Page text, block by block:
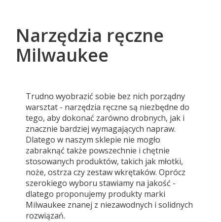
Narzędzia ręczne
Milwaukee
Trudno wyobrazić sobie bez nich porządny
warsztat - narzędzia ręczne są niezbędne do
tego, aby dokonać zarówno drobnych, jak i
znacznie bardziej wymagających napraw.
Dlatego w naszym sklepie nie mogło
zabraknąć także powszechnie i chętnie
stosowanych produktów, takich jak młotki,
noże, ostrza czy zestaw wkrętaków. Oprócz
szerokiego wyboru stawiamy na jakość -
dlatego proponujemy produkty marki
Milwaukee znanej z niezawodnych i solidnych
rozwiązań.